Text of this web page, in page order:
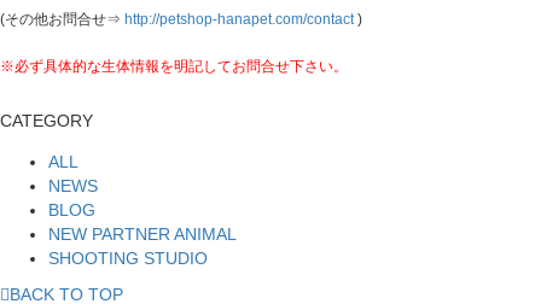
(その他お問合せ⇒ http://petshop-hanapet.com/contact )
※必ず具体的な生体情報を明記してお問合せ下さい。
CATEGORY
ALL
NEWS
BLOG
NEW PARTNER ANIMAL
SHOOTING STUDIO
BACK TO TOP